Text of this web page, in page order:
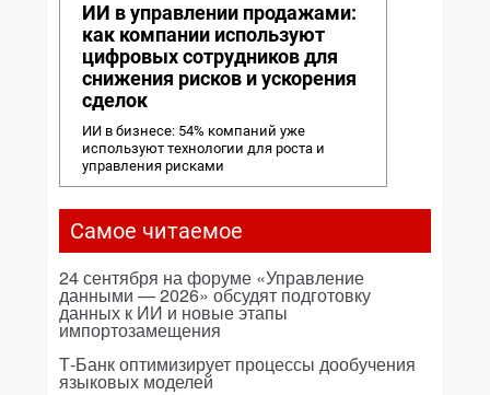
ИИ в управлении продажами:
как компании используют
цифровых сотрудников для
снижения рисков и ускорения
сделок
ИИ в бизнесе: 54% компаний уже
используют технологии для роста и
управления рисками
Самое читаемое
24 сентября на форуме «Управление
данными — 2026» обсудят подготовку
данных к ИИ и новые этапы
импортозамещения
Т-Банк оптимизирует процессы дообучения
языковых моделей